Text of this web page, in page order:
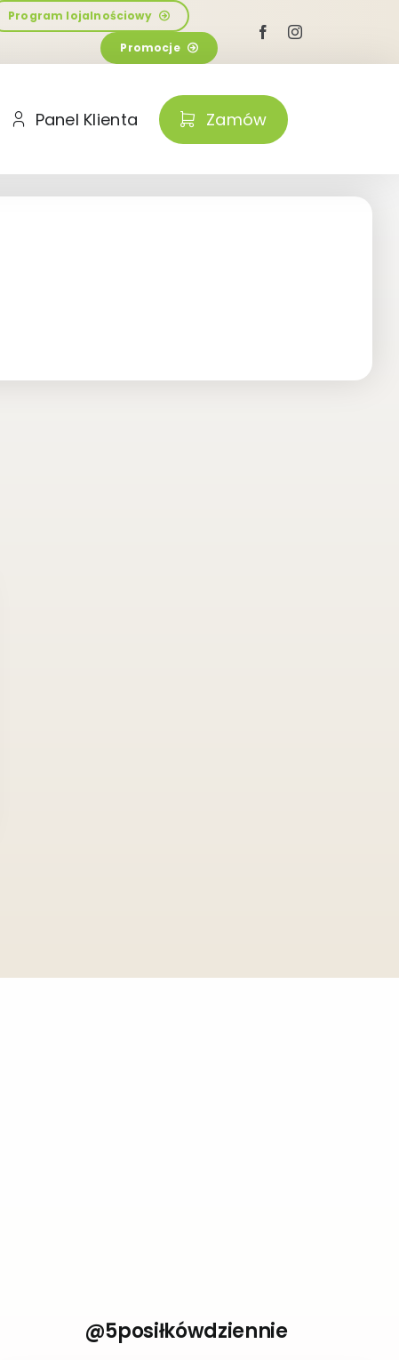
Program lojalnościowy
Promocje
Panel Klienta Zamów
@5posiłkówdziennie